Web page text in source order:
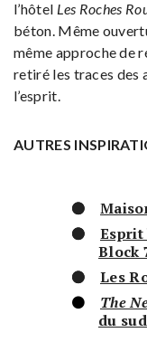
l’hôtel Les Roches
béton. Même
même approche de
retiré les traces des
l’esprit.
AUTRES
Esprit
Block
Les
The
du sud